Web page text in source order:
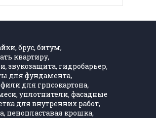
брус, битум,
квартиру,
звукозащита, гидробарьер,
для фундамента,
для грпсокартона,
уплотнители, фасадные
для внутренних работ,
пенопластавая крошка,